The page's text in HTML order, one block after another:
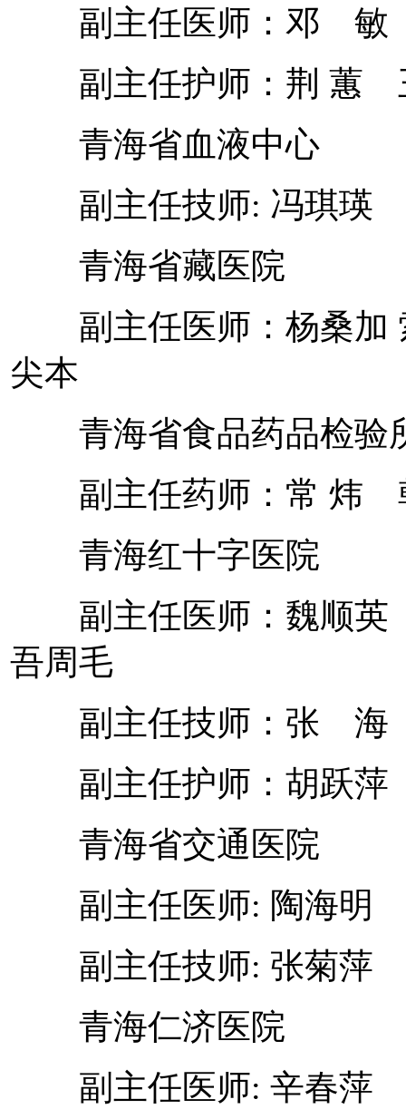
副主任医师：邓
副主任护师：荆 蕙
青海省血液中心
副主任技师: 冯琪瑛
青海省藏医院
副主任医师：杨桑加
尖本
青海省食品药品检验
副主任药师：常 炜
青海红十字医院
副主任医师：魏顺
吾周毛
副主任技师：张 海
副主任护师：胡跃
青海省交通医院
副主任医师: 陶海
副主任技师: 张菊萍
青海仁济医院
副主任医师: 辛春萍